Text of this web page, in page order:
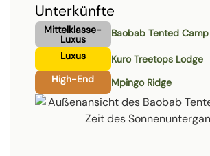
Unterkünfte
Mittelklasse-
Luxus
Baobab Tented Camp
Luxus
Kuro Treetops Lodge
High-End
Mpingo Ridge